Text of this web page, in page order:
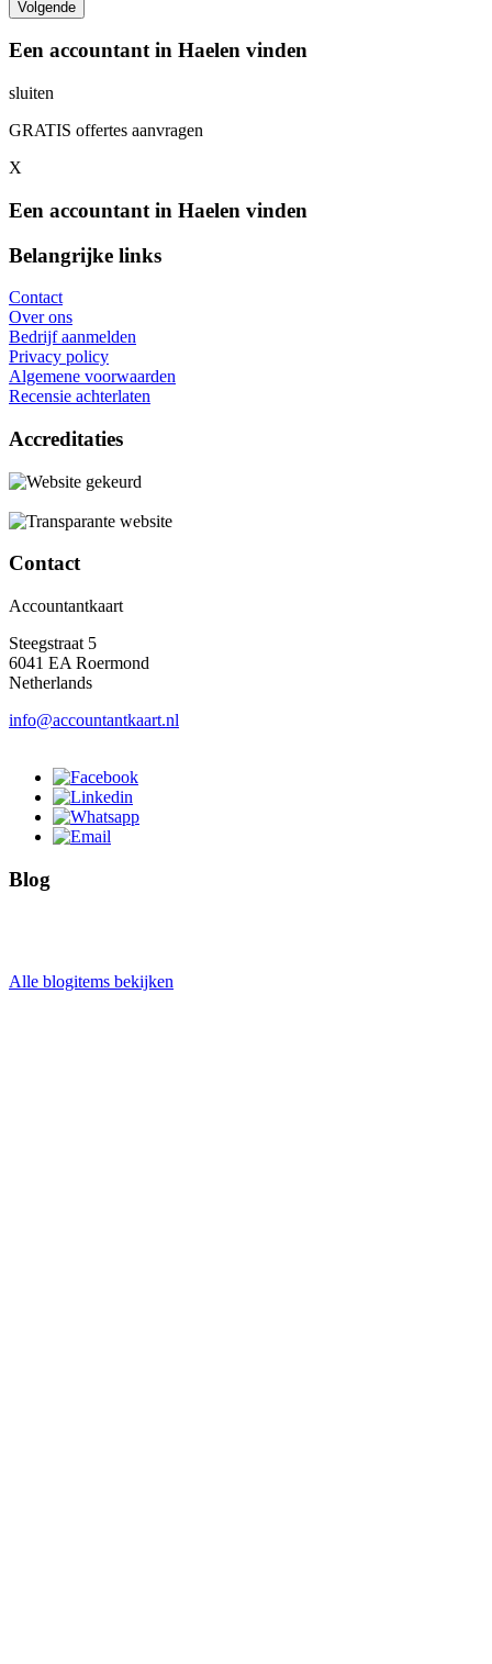
Een accountant in Haelen vinden
sluiten
GRATIS offertes aanvragen
X
Een accountant in Haelen vinden
Belangrijke links
Contact
Over ons
Bedrijf aanmelden
Privacy policy
Algemene voorwaarden
Recensie achterlaten
Accreditaties
Contact
Accountantkaart
Steegstraat 5
6041 EA Roermond
Netherlands
info@accountantkaart.nl
Blog
Alle blogitems bekijken